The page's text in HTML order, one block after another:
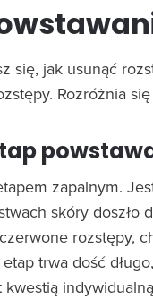
się, jak usunąć
Rozróżnia
zapalnym.
skóry doszło
rozstępy,
trwa dość
kwestią